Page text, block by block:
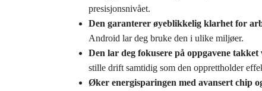
presisjonsnivået.
Den garanterer øyeblikkelig klarhet for
Android lar deg bruke den i ulike miljøer.
Den lar deg fokusere på oppgavene
stille drift samtidig som den opprettholder
Øker energisparingen med avansert chip